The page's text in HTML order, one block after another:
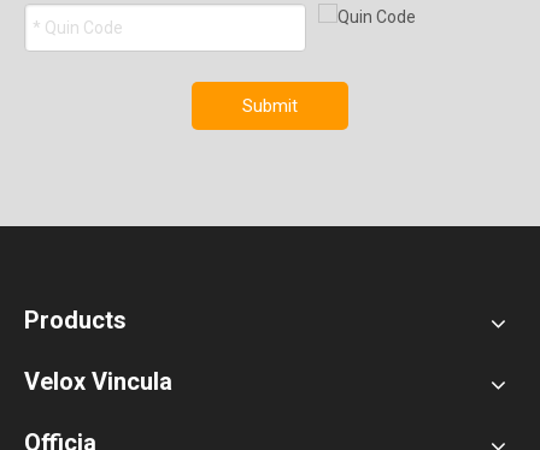
Submit
Products
Velox Vincula
Officia